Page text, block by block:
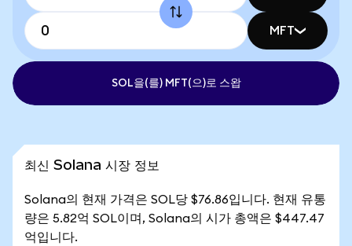
MFT
SOL을(를) MFT(으)로 스왑
최신 Solana 시장 정보
Solana의 현재 가격은 SOL당 $76.86입니다. 현재 유통
량은 5.82억 SOL이며, Solana의 시가 총액은 $447.47
억입니다.